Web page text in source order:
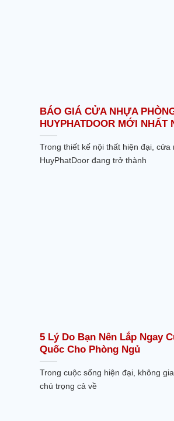
BÁO GIÁ CỬA NHỰA
HUYPHATDOOR MỚI NHẤT
Trong thiết kế nội thất hiện đại, cửa
HuyPhatDoor đang trở thành
5 Lý Do Bạn Nên Lắp Ngay
Quốc Cho Phòng Ngủ
Trong cuộc sống hiện đại, không
chú trọng cả về